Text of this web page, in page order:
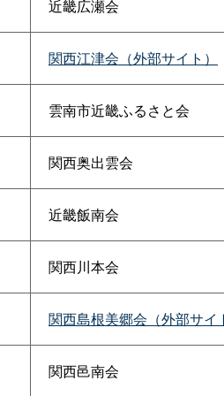
近畿広瀬会
関西江津会（外部サイト）
雲南市近畿ふるさと会
関西奥出雲会
近畿飯南会
関西川本会
関西島根美郷会（外部サイ
関西邑南会